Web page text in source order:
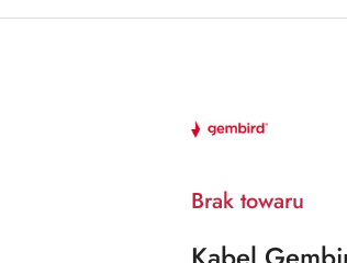
GEMBIRD
Brak towaru